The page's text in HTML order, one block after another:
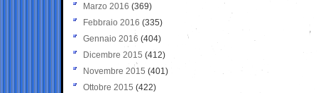
Marzo 2016 (369)
Febbraio 2016 (335)
Gennaio 2016 (404)
Dicembre 2015 (412)
Novembre 2015 (401)
Ottobre 2015 (422)